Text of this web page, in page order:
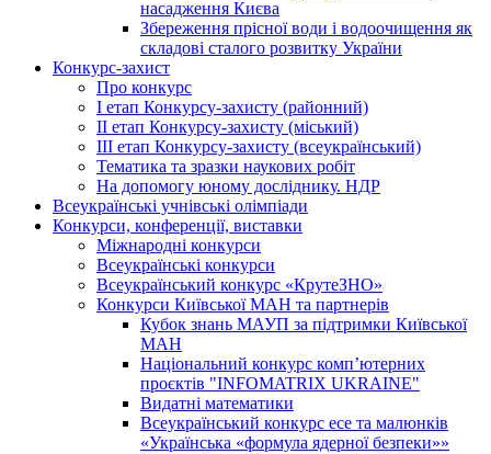
насадження Києва
Збереження прісної води і водоочищення як
складові сталого розвитку України
Конкурс-захист
Про конкурс
І етап Конкурсу-захисту (районний)
ІІ етап Конкурсу-захисту (міський)
ІІІ етап Конкурсу-захисту (всеукраїнський)
Тематика та зразки наукових робіт
На допомогу юному досліднику. НДР
Всеукраїнські учнівські олімпіади
Конкурси, конференції, виставки
Міжнародні конкурси
Всеукраїнські конкурси
Всеукраїнський конкурс «КрутеЗНО»
Конкурси Київської МАН та партнерів
Кубок знань МАУП за підтримки Київської
МАН
Національний конкурс комп’ютерних
проєктів "INFOMATRIX UKRAINE"
Видатні математики
Всеукраїнський конкурс есе та малюнків
«Українська «формула ядерної безпеки»»